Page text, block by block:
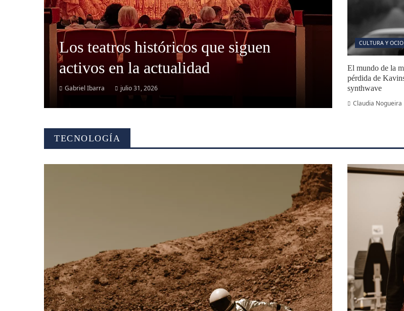
Los teatros históricos que siguen
activos en la actualidad
Gabriel Ibarra julio 31, 2026
CULTURA Y OCIO
El mundo de la
pérdida de
synthwave
Claudia Nogueira
TECNOLOGÍA